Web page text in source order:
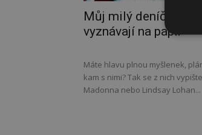
Můj milý deníčku… I
vyznávají na papír
Máte hlavu plnou myšlenek,
kam s nimi? Tak se z nich
Madonna nebo Lindsay Lohan...